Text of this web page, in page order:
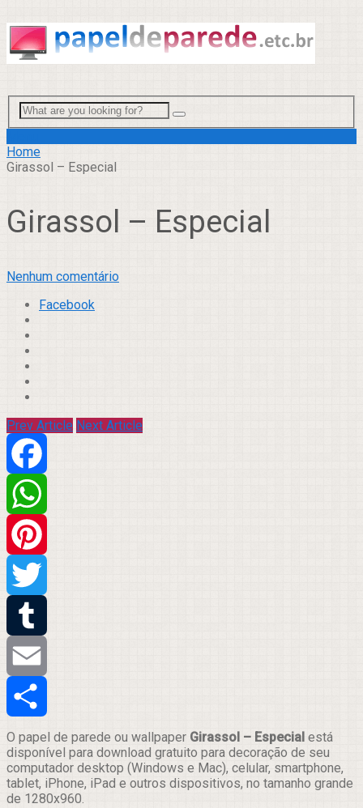
Home
Girassol – Especial
Girassol – Especial
Nenhum comentário
Facebook
Prev Article Next Article
Facebook
WhatsApp
Pinterest
Twitter
Tumblr
Email
Compartilhar
O papel de parede ou wallpaper Girassol – Especial está
disponível para download gratuito para decoração de seu
computador desktop (Windows e Mac), celular, smartphone,
tablet, iPhone, iPad e outros dispositivos, no tamanho grande
de 1280x960.